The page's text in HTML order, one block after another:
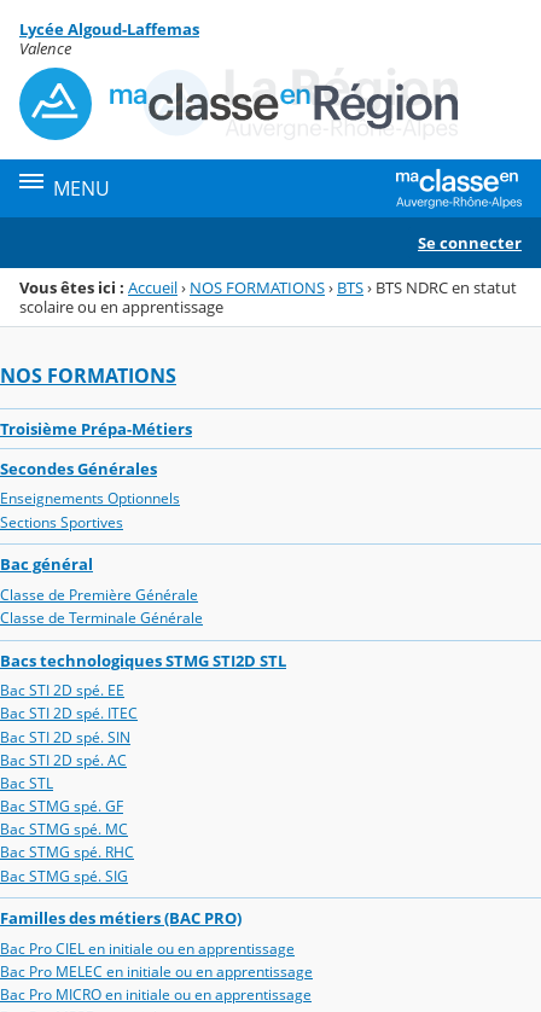
Menu de la rubrique
Contenu
Lycée Algoud-Laffemas
Valence
MENU
Se connecter
Vous êtes ici : Accueil› NOS FORMATIONS› BTS› BTS NDRC en statut
scolaire ou en apprentissage
NOS FORMATIONS
Troisième Prépa-Métiers
Secondes Générales
Enseignements Optionnels
Sections Sportives
Bac général
Classe de Première Générale
Classe de Terminale Générale
Bacs technologiques STMG STI2D STL
Bac STI 2D spé. EE
Bac STI 2D spé. ITEC
Bac STI 2D spé. SIN
Bac STI 2D spé. AC
Bac STL
Bac STMG spé. GF
Bac STMG spé. MC
Bac STMG spé. RHC
Bac STMG spé. SIG
Familles des métiers (BAC PRO)
Bac Pro CIEL en initiale ou en apprentissage
Bac Pro MELEC en initiale ou en apprentissage
Bac Pro MICRO en initiale ou en apprentissage